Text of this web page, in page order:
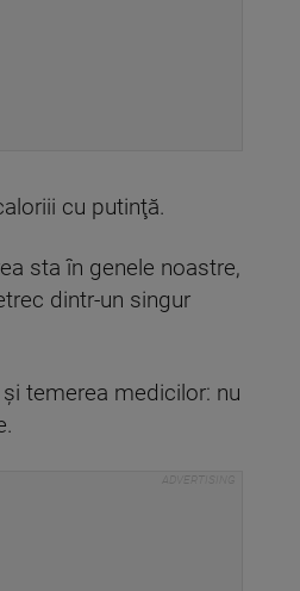
cu putinţă.
sta în genele noastre,
dintr-un singur
temerea medicilor: nu